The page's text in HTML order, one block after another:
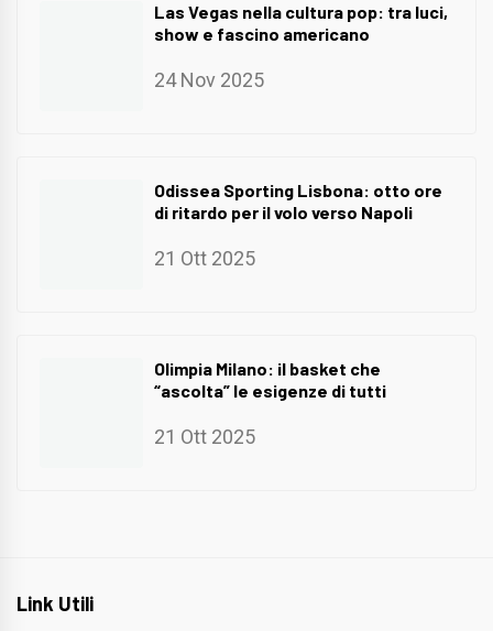
Las Vegas nella cultura pop: tra luci,
show e fascino americano
24 Nov 2025
Odissea Sporting Lisbona: otto ore
di ritardo per il volo verso Napoli
21 Ott 2025
Olimpia Milano: il basket che
“ascolta” le esigenze di tutti
21 Ott 2025
Link Utili